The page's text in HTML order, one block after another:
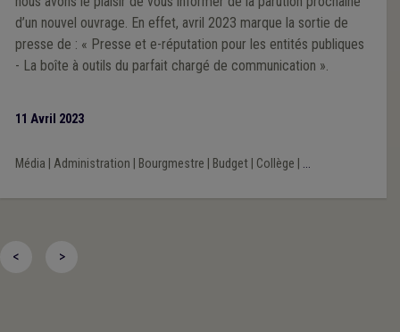
d’un nouvel ouvrage. En effet, avril 2023 marque la sortie de
presse de : « Presse et e-réputation pour les entités publiques
- La boîte à outils du parfait chargé de communication ».
11 Avril 2023
Média Administration Bourgmestre Budget| Collège ...
< >